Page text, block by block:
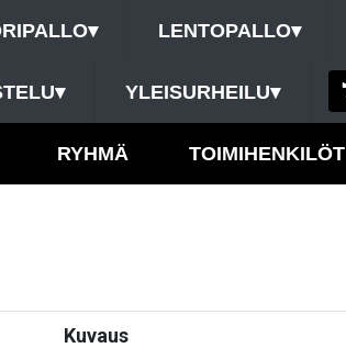
▾ LENTOPALLO▾
▾ YLEISURHEILU▾
RYHMÄ TOIMIHENKILÖT
Kuvaus